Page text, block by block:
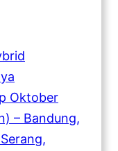
Oktober
– Bandung,